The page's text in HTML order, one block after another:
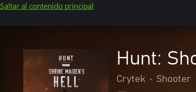
Saltar al contenido principal
Hunt:
Crytek • Shooter